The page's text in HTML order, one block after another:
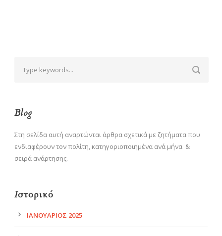
Blog
Στη σελίδα αυτή αναρτώνται άρθρα σχετικά με ζητήματα που
ενδιαφέρουν τον πολίτη, κατηγοριοποιημένα ανά μήνα &
σειρά ανάρτησης.
Ιστορικό
ΙΑΝΟΥΆΡΙΟΣ 2025